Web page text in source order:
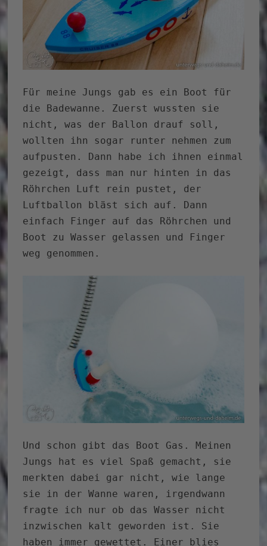
Für meine Jungs gab es ein Boot für
die Badewanne. Zuerst wussten sie
nicht, was der Ballon drauf soll,
wollten ihn sogar runter nehmen zum
aufpusten. Dann habe ich ihnen einmal
gezeigt, dass man nur hinten in das
Röhrchen Luft rein pustet, der
Luftballon bläst sich auf. Dann
einfach Finger auf das Röhrchen und
Boot zu Wasser gelassen und Finger
weg genommen.
Und schon gibt das Boot Gas. Meinen
Jungs hat es viel Spaß gemacht, sie
merkten dabei gar nicht, wie lange
sie in der Wanne waren, irgendwann
fragte ich nur ob das Wasser nicht
inzwischen kalt geworden ist. Sie
haben immer gewettet. Einer blies